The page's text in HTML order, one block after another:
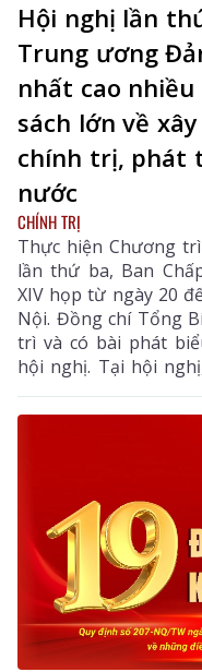
Hội nghị lần
Trung ương
nhất cao
sách lớn về
chính trị, phát
nước
CHÍNH TRỊ
Thực hiện Chương
lần thứ ba, Ban
XIV họp từ ngày 20
Nội. Đồng chí Tổng
trì và có bài phát
hội nghị. Tại hội
tờ trình, báo cáo
Trung ương đã
chính sách lớn về
phát triển và bảo vệ